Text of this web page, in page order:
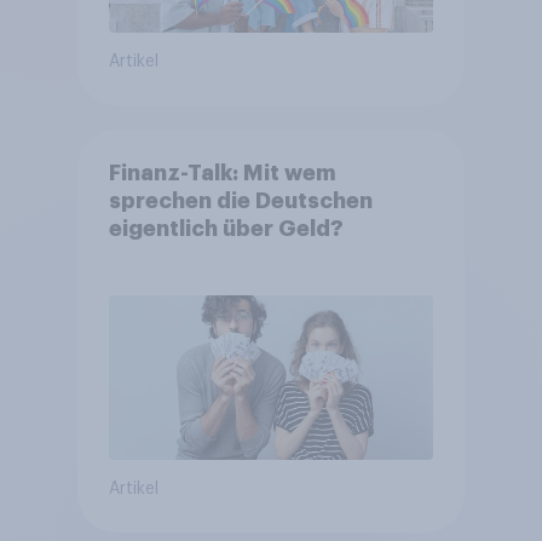
Artikel
Finanz-Talk: Mit wem
sprechen die Deutschen
eigentlich über Geld?
Artikel